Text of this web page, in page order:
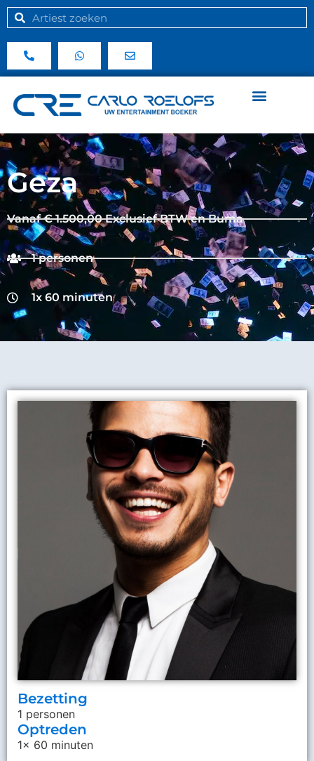
Geza
Vanaf € 1.500,00 Exclusief BTW en Buma
1 personen
1x 60 minuten
Bezetting
1 personen
Optreden
1x 60 minuten